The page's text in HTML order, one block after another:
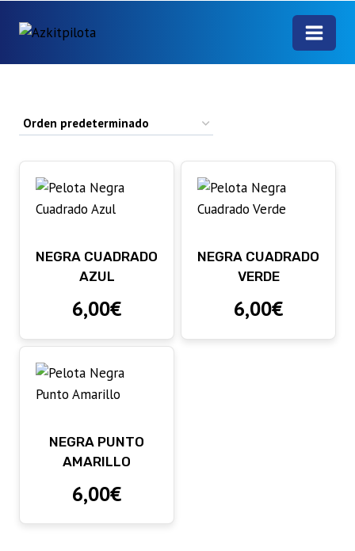
CATEGORÍAS
Mano (33)
(1)
Pelotas(21)
Textil(21)
NEGRA CUADRADO
AZUL
6,00€
NEGRA CUADRADO
VERDE
6,00€
NEGRA PUNTO
AMARILLO
6,00€